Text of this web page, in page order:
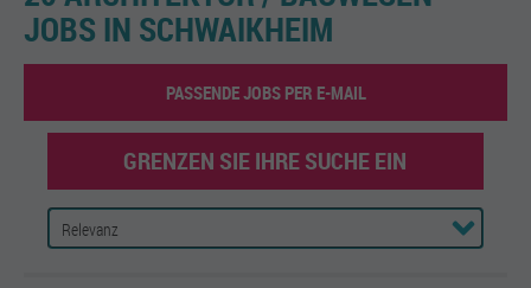
JOBS IN SCHWAIKHEIM
PASSENDE JOBS PER E-MAIL
GRENZEN SIE IHRE SUCHE EIN